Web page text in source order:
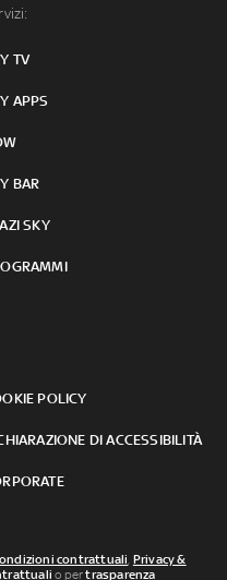
TV
APPS
BAR
SKY
POLICY
DI ACCESSIBILITÀ
contrattuali, Privacy &
o pertrasparenza